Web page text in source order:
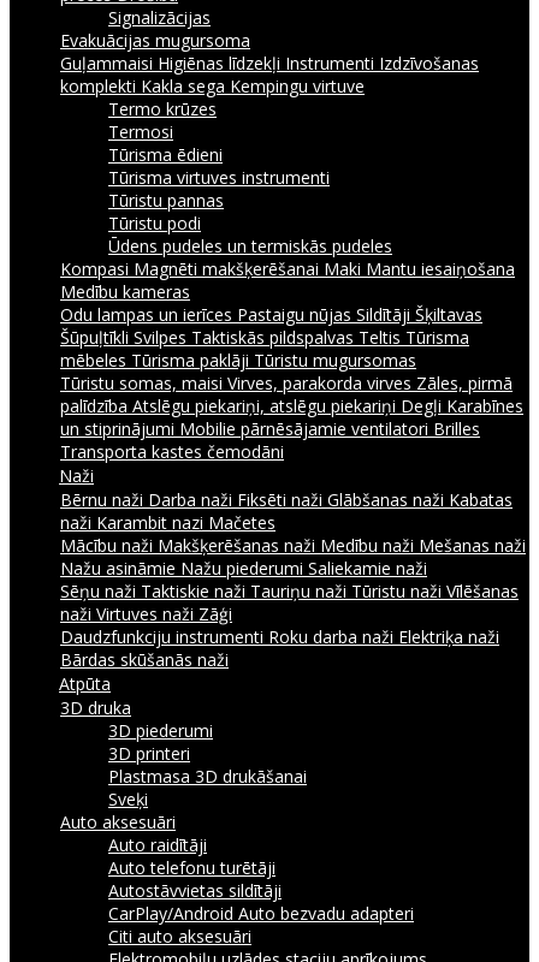
Signalizācijas
Evakuācijas mugursoma
Guļammaisi Higiēnas līdzekļi Instrumenti Izdzīvošanas
komplekti Kakla sega Kempingu virtuve
Termo krūzes
Termosi
Tūrisma ēdieni
Tūrisma virtuves instrumenti
Tūristu pannas
Tūristu podi
Ūdens pudeles un termiskās pudeles
Kompasi Magnēti makšķerēšanai Maki Mantu iesaiņošana
Medību kameras
Odu lampas un ierīces Pastaigu nūjas Sildītāji Šķiltavas
Šūpuļtīkli Svilpes Taktiskās pildspalvas Teltis Tūrisma
mēbeles Tūrisma paklāji Tūristu mugursomas
Tūristu somas, maisi Virves, parakorda virves Zāles, pirmā
palīdzība Atslēgu piekariņi, atslēgu piekariņi Degļi Karabīnes
un stiprinājumi Mobilie pārnēsājamie ventilatori Brilles
Transporta kastes čemodāni
Naži
Bērnu naži Darba naži Fiksēti naži Glābšanas naži Kabatas
naži Karambit nazi Mačetes
Mācību naži Makšķerēšanas naži Medību naži Mešanas naži
Nažu asināmie Nažu piederumi Saliekamie naži
Sēņu naži Taktiskie naži Tauriņu naži Tūristu naži Vīlēšanas
naži Virtuves naži Zāģi
Daudzfunkciju instrumenti Roku darba naži Elektriķa naži
Bārdas skūšanās naži
Atpūta
3D druka
3D piederumi
3D printeri
Plastmasa 3D drukāšanai
Sveķi
Auto aksesuāri
Auto raidītāji
Auto telefonu turētāji
Autostāvvietas sildītāji
CarPlay/Android Auto bezvadu adapteri
Citi auto aksesuāri